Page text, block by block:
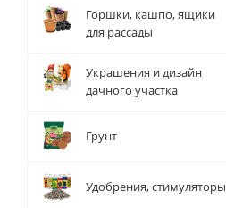
Горшки, кашпо, ящики
для рассады
Украшения и дизайн
дачного участка
Грунт
Удобрения, стимуляторы